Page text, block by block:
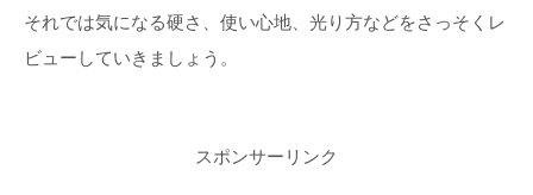
それでは気になる硬さ、使い心地、光り方などをさっそくレ
ビューしていきましょう。
スポンサーリンク